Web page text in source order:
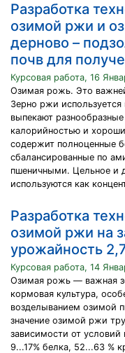
Разработка
озимой ржи и
дерново –
почв для
Курсовая работа, 16
Озимая рожь. Это
Зерно ржи
выпекают
калорийностью и
содержит полноценные
сбалансированные по
пшеничными. Цельное и
используются как
Разработка
озимой ржи на
урожайность
Курсовая работа, 14
Озимая рожь — важная
кормовая культура,
возделыванием озимой
значение озимой ржи
зависимости от
9...17% белка, 52...63 %